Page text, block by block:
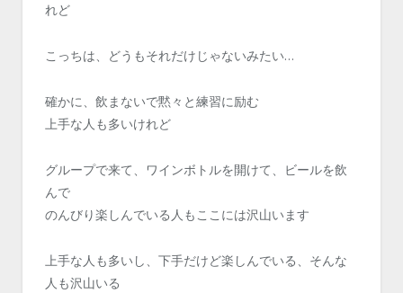
れど
こっちは、どうもそれだけじゃないみたい…
確かに、飲まないで黙々と練習に励む
上手な人も多いけれど
グループで来て、ワインボトルを開けて、ビールを飲
んで
のんびり楽しんでいる人もここには沢山います
上手な人も多いし、下手だけど楽しんでいる、そんな
人も沢山いる